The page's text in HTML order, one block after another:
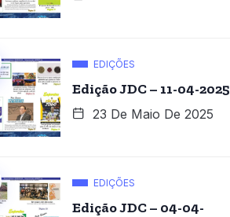
EDIÇÕES
Edição JDC – 11-04-2025
23 De Maio De 2025
EDIÇÕES
Edição JDC – 04-04-